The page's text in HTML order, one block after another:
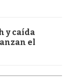
y caída
el